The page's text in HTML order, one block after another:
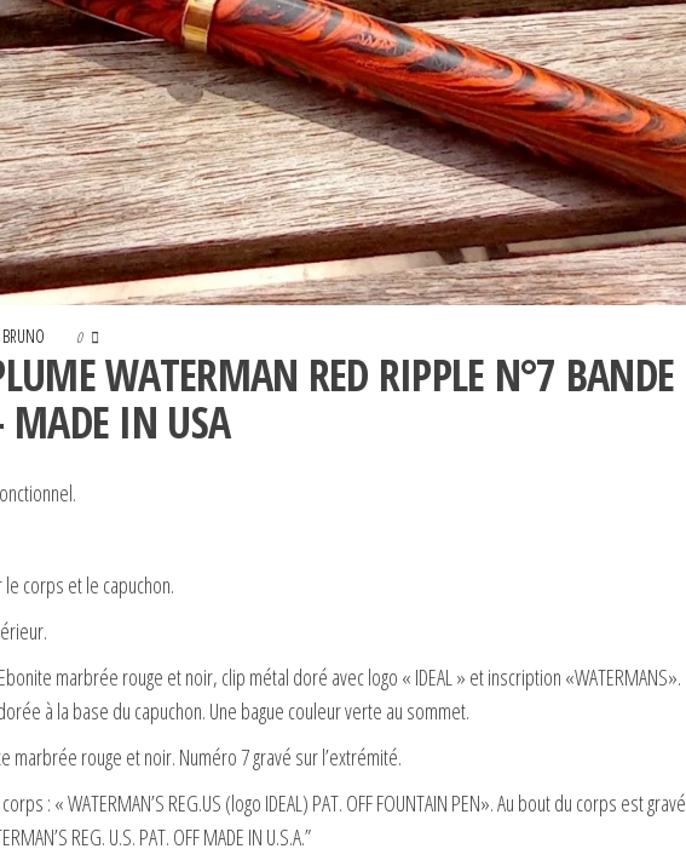
BRUNO 0
WATERMAN RED RIPPLE N°7 BANDE
MADE IN USA
corps et le capuchon.
marbrée rouge et noir, clip métal doré avec logo « IDEAL » et inscription «WATERMANS».
à la base du capuchon. Une bague couleur verte au sommet.
marbrée rouge et noir. Numéro 7 gravé sur l’extrémité.
: « WATERMAN’S REG.US (logo IDEAL) PAT. OFF FOUNTAIN PEN». Au bout du corps est gravé
REG. U.S. PAT. OFF MADE IN U.S.A.”